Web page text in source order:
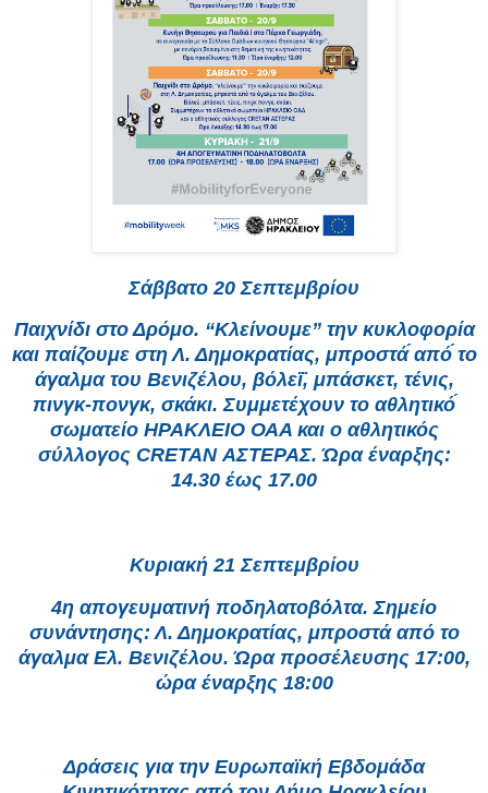
Σάββατο 20 Σεπτεμβρίου
Παιχνίδι στο Δρόμο. “Κλείνουμε” την κυκλοφορία
και παίζουμε στη Λ. Δημοκρατίας, μπροστά́ από́ το
άγαλμα του Βενιζέλου, βόλεϊ̈, μπάσκετ, τένις,
πινγκ-πονγκ, σκάκι. Συμμετέχουν το αθλητικό́
σωματείο ΗΡΑΚΛΕΙΟ ΟΑΑ και ο αθλητικός
σύλλογος CRETAN ΑΣΤΕΡΑΣ. Ώρα έναρξης:
14.30 έως 17.00
Κυριακή 21 Σεπτεμβρίου
4η απογευματινή ποδηλατοβόλτα. Σημείο
συνάντησης: Λ. Δημοκρατίας, μπροστά από το
άγαλμα Ελ. Βενιζέλου. Ώρα προσέλευσης 17:00,
ώρα έναρξης 18:00
Δράσεις για την Ευρωπαϊκή Εβδομάδα